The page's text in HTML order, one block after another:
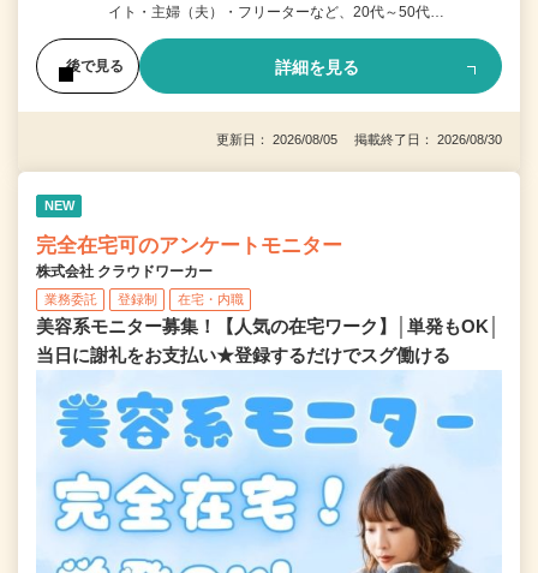
イト・主婦（夫）・フリーターなど、20代～50代…
後で見る 詳細を見る
更新日： 2026/08/05 掲載終了日： 2026/08/30
NEW
完全在宅可のアンケートモニター
株式会社 クラウドワーカー
業務委託 登録制 在宅・内職
美容系モニター募集！【人気の在宅ワーク】│単発もOK│
当日に謝礼をお支払い★登録するだけでスグ働ける